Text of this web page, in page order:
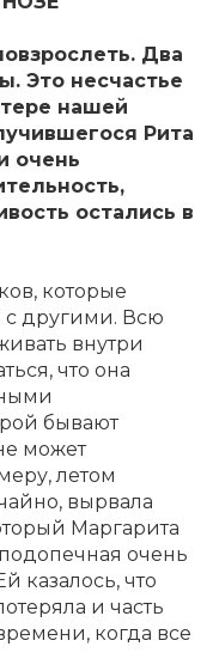
Два
Это несчастье
нашей
Рита
очень
остались в
которые
с другими. Всю
внутри
что она
бывают
может
летом
вырвала
Маргарита
очень
казалось, что
и часть
когда все